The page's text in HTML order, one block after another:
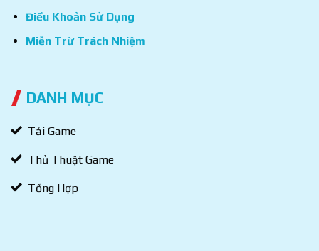
Điều Khoản Sử Dụng
Miễn Trừ Trách Nhiệm
DANH MỤC
Tải Game
Thủ Thuật Game
Tổng Hợp